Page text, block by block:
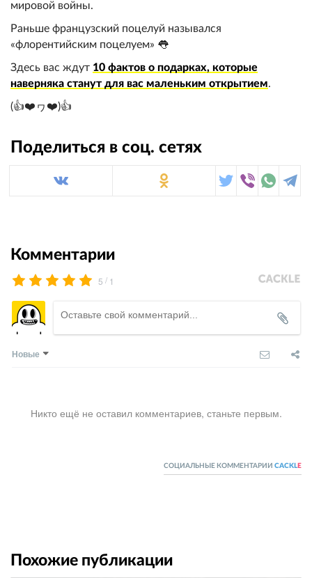
мировой войны.
Раньше французский поцелуй назывался
«флорентийским поцелуем» 👅
Здесь вас ждут 10 фактов о подарках, которые
наверняка станут для вас маленьким открытием.
(👍❤️ヮ❤️)👍
Поделиться в соц. сетях
Комментарии
5 / 1
Новые
Никто ещё не оставил комментариев, станьте первым.
СОЦИАЛЬНЫЕ КОММЕНТАРИИ CACKL E
Похожие публикации